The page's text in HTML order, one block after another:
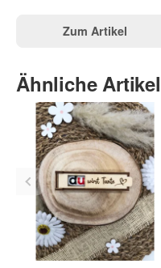
Zum Artikel
Ähnliche Artikel